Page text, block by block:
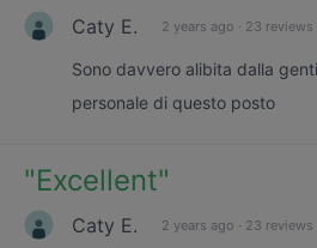
Caty E. 2 years ago · 23 reviews
Sono davvero alibita dalla
personale di questo posto
"Excellent"
Caty E. 2 years ago · 23 reviews